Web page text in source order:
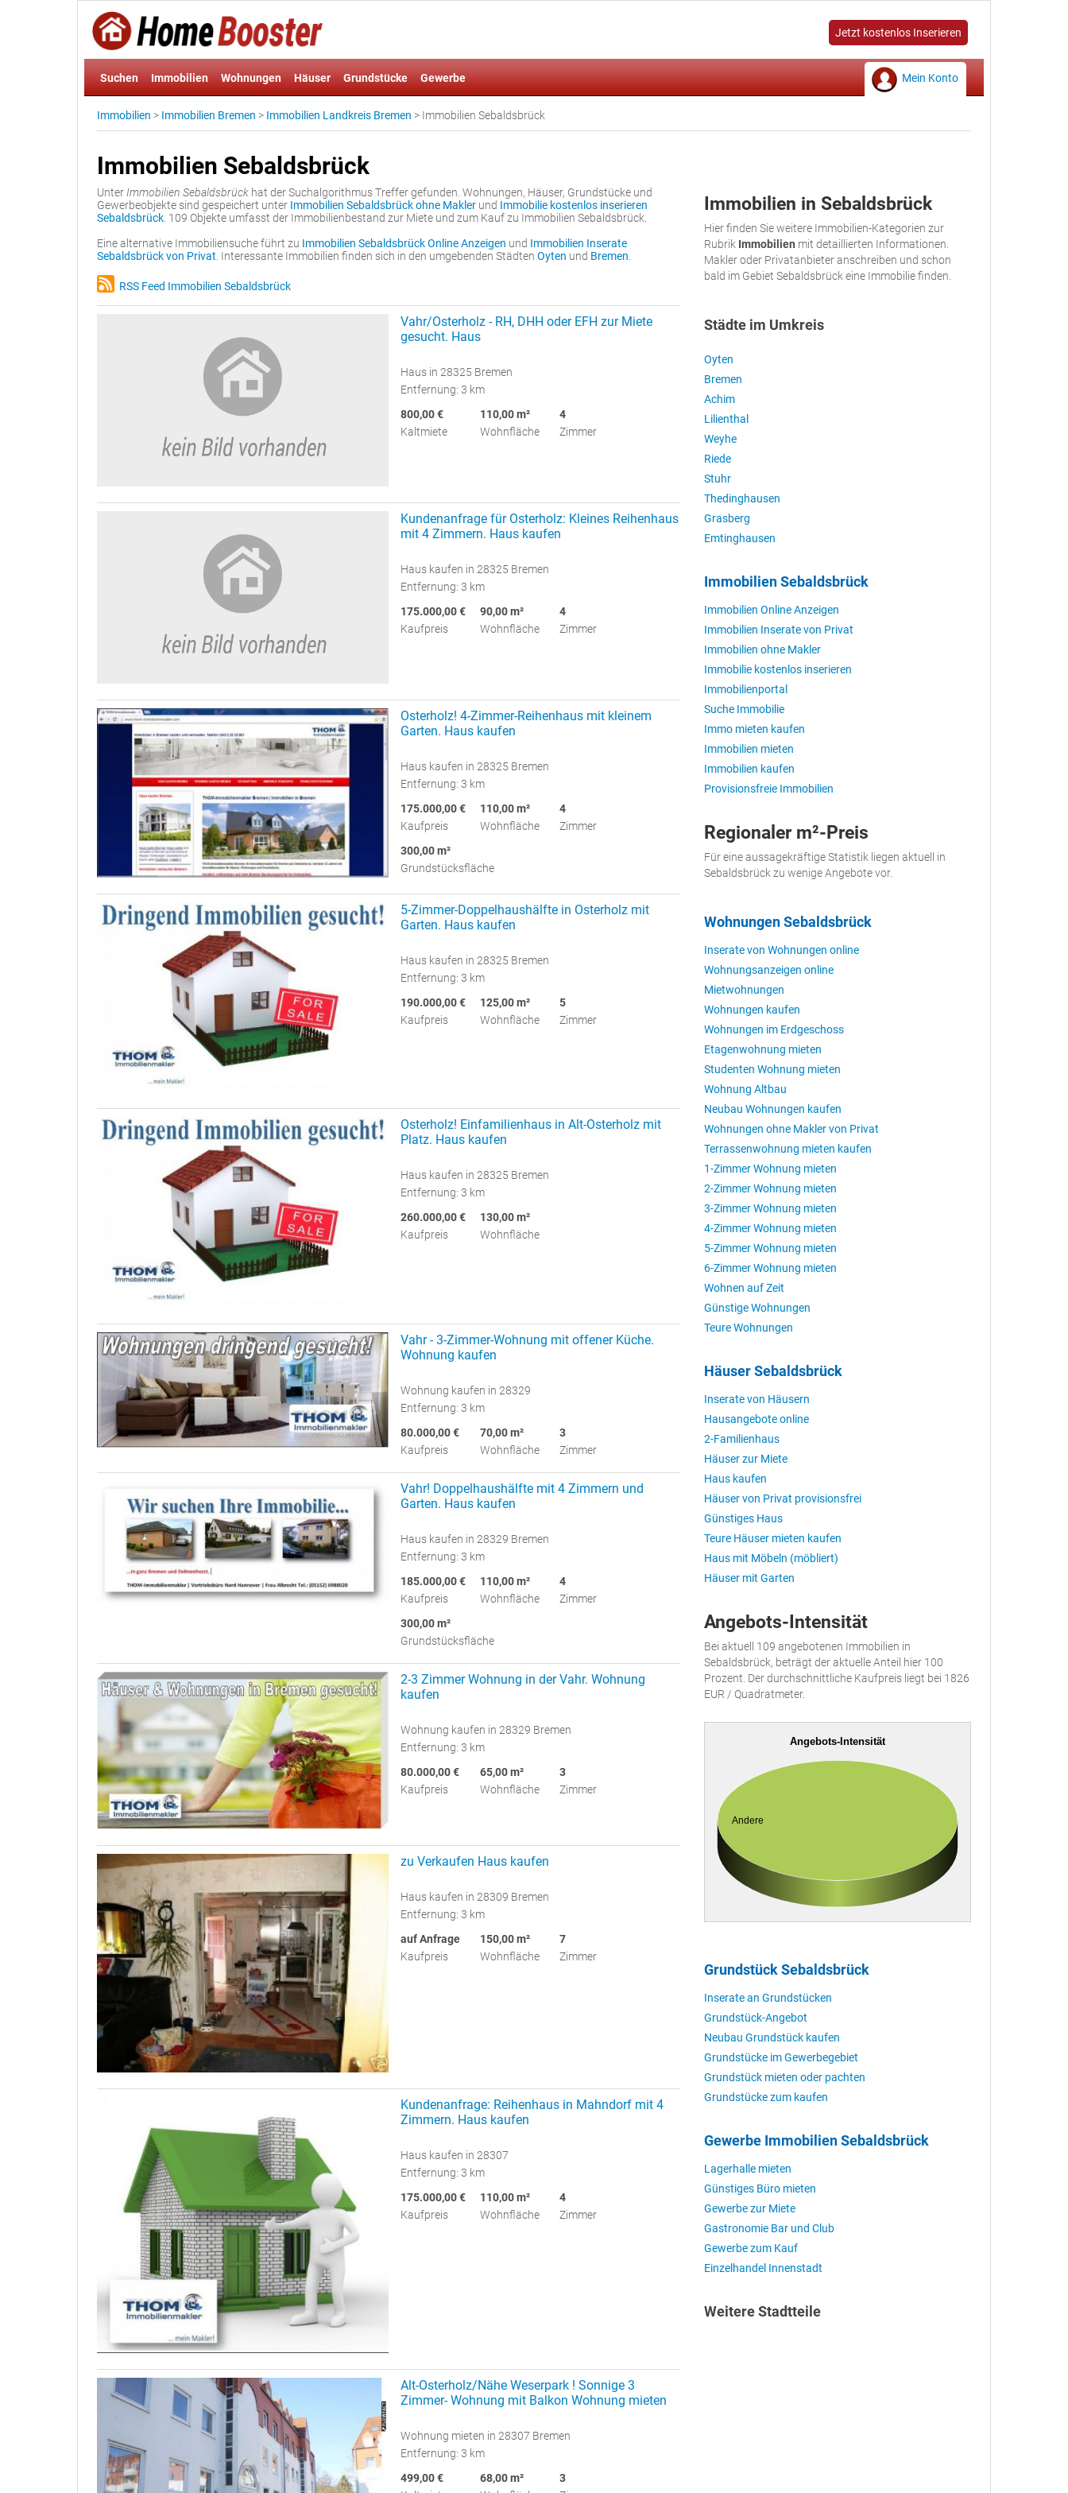
Jetzt kostenlos Inserieren
Suchen Immobilien Wohnungen Häuser Grundstücke Gewerbe Mein Konto
Immobilien > Immobilien Bremen > Immobilien Landkreis Bremen > Immobilien Sebaldsbrück
Immobilien Sebaldsbrück
Unter Immobilien Sebaldsbrück hat der Suchalgorithmus Treffer gefunden. Wohnungen, Häuser, Grundstücke und
Gewerbeobjekte sind gespeichert unter Immobilien Sebaldsbrück ohne Makler und Immobilie kostenlos inserieren
Sebaldsbrück . 109 Objekte umfasst der Immobilienbestand zur Miete und zum Kauf zu Immobilien Sebaldsbrück.
Eine alternative Immobiliensuche führt zu Immobilien Sebaldsbrück Online Anzeigen und Immobilien Inserate
Sebaldsbrück von Privat . Interessante Immobilien finden sich in den umgebenden Städten Oyten und Bremen
RSS Feed Immobilien Sebaldsbrück
Vahr/Osterholz - RH, DHH oder EFH zur Miete
gesucht. Haus
Haus in 28325 Bremen
Entfernung: 3 km
800,00 €
Kaltmiete
110,00 m²
Wohnfläche
4
Zimmer
Kundenanfrage für Osterholz: Kleines Reihenhaus
mit 4 Zimmern. Haus kaufen
Haus kaufen in 28325 Bremen
Entfernung: 3 km
175.000,00 €
Kaufpreis
90,00 m²
Wohnfläche
4
Zimmer
Osterholz! 4-Zimmer-Reihenhaus mit kleinem
Garten. Haus kaufen
Haus kaufen in 28325 Bremen
Entfernung: 3 km
175.000,00 €
Kaufpreis
110,00 m²
Wohnfläche
4
Zimmer
300,00 m²
Grundstücksfläche
5-Zimmer-Doppelhaushälfte in Osterholz mit
Garten. Haus kaufen
Haus kaufen in 28325 Bremen
Entfernung: 3 km
190.000,00 €
Kaufpreis
125,00 m²
Wohnfläche
5
Zimmer
Osterholz! Einfamilienhaus in Alt-Osterholz mit
Platz. Haus kaufen
Haus kaufen in 28325 Bremen
Entfernung: 3 km
260.000,00 €
Kaufpreis
130,00 m²
Wohnfläche
Vahr - 3-Zimmer-Wohnung mit offener Küche.
Wohnung kaufen
Wohnung kaufen in 28329
Entfernung: 3 km
80.000,00 €
Kaufpreis
70,00 m²
Wohnfläche
3
Zimmer
Vahr! Doppelhaushälfte mit 4 Zimmern und
Garten. Haus kaufen
Haus kaufen in 28329 Bremen
Entfernung: 3 km
185.000,00 €
Kaufpreis
110,00 m²
Wohnfläche
4
Zimmer
300,00 m²
Grundstücksfläche
2-3 Zimmer Wohnung in der Vahr. Wohnung
kaufen
Wohnung kaufen in 28329 Bremen
Entfernung: 3 km
80.000,00 €
Kaufpreis
65,00 m²
Wohnfläche
3
Zimmer
zu Verkaufen Haus kaufen
Haus kaufen in 28309 Bremen
Entfernung: 3 km
auf Anfrage
Kaufpreis
150,00 m²
Wohnfläche
7
Zimmer
Kundenanfrage: Reihenhaus in Mahndorf mit 4
Zimmern. Haus kaufen
Haus kaufen in 28307
Entfernung: 3 km
175.000,00 €
Kaufpreis
110,00 m²
Wohnfläche
4
Zimmer
Alt-Osterholz/Nähe Weserpark ! Sonnige 3
Zimmer- Wohnung mit Balkon Wohnung mieten
Wohnung mieten in 28307 Bremen
Entfernung: 3 km
499,00 €
68,00 m²
3
Immobilien in Sebaldsbrück
Hier finden Sie weitere Immobilien-Kategorien zur
Rubrik Immobilien mit detaillierten Informationen.
Makler oder Privatanbieter anschreiben und schon
bald im Gebiet Sebaldsbrück eine Immobilie finden.
Städte im Umkreis
Oyten
Bremen
Achim
Lilienthal
Weyhe
Riede
Stuhr
Thedinghausen
Grasberg
Emtinghausen
Immobilien Sebaldsbrück
Immobilien Online Anzeigen
Immobilien Inserate von Privat
Immobilien ohne Makler
Immobilie kostenlos inserieren
Immobilienportal
Suche Immobilie
Immo mieten kaufen
Immobilien mieten
Immobilien kaufen
Provisionsfreie Immobilien
Regionaler m²-Preis
Für eine aussagekräftige Statistik liegen aktuell in
Sebaldsbrück zu wenige Angebote vor.
Wohnungen Sebaldsbrück
Inserate von Wohnungen online
Wohnungsanzeigen online
Mietwohnungen
Wohnungen kaufen
Wohnungen im Erdgeschoss
Etagenwohnung mieten
Studenten Wohnung mieten
Wohnung Altbau
Neubau Wohnungen kaufen
Wohnungen ohne Makler von Privat
Terrassenwohnung mieten kaufen
1-Zimmer Wohnung mieten
2-Zimmer Wohnung mieten
3-Zimmer Wohnung mieten
4-Zimmer Wohnung mieten
5-Zimmer Wohnung mieten
6-Zimmer Wohnung mieten
Wohnen auf Zeit
Günstige Wohnungen
Teure Wohnungen
Häuser Sebaldsbrück
Inserate von Häusern
Hausangebote online
2-Familienhaus
Häuser zur Miete
Haus kaufen
Häuser von Privat provisionsfrei
Günstiges Haus
Teure Häuser mieten kaufen
Haus mit Möbeln (möbliert)
Häuser mit Garten
Angebots-Intensität
Bei aktuell 109 angebotenen Immobilien in
Sebaldsbrück, beträgt der aktuelle Anteil hier 100
Prozent. Der durchschnittliche Kaufpreis liegt bei 1826
EUR / Quadratmeter.
Angebots-Intensität
Andere
Grundstück Sebaldsbrück
Inserate an Grundstücken
Grundstück-Angebot
Neubau Grundstück kaufen
Grundstücke im Gewerbegebiet
Grundstück mieten oder pachten
Grundstücke zum kaufen
Gewerbe Immobilien Sebaldsbrück
Lagerhalle mieten
Günstiges Büro mieten
Gewerbe zur Miete
Gastronomie Bar und Club
Gewerbe zum Kauf
Einzelhandel Innenstadt
Weitere Stadtteile